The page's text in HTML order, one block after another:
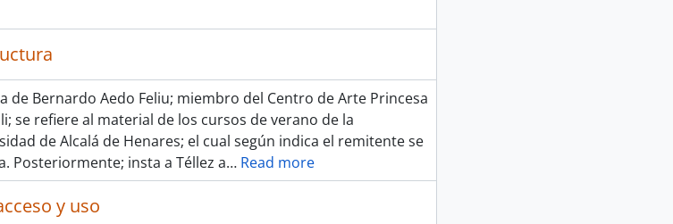
de Bernardo Aedo Feliu; miembro del Centro de Arte Princesa
se refiere al material de los cursos de verano de la
de Alcalá de Henares; el cual según indica el remitente se
Posteriormente; insta a Téllez a… Read more
y uso